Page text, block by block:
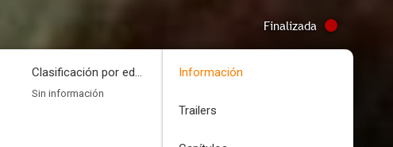
Finalizada
Clasificación por edades
Sin información
Información
Trailers